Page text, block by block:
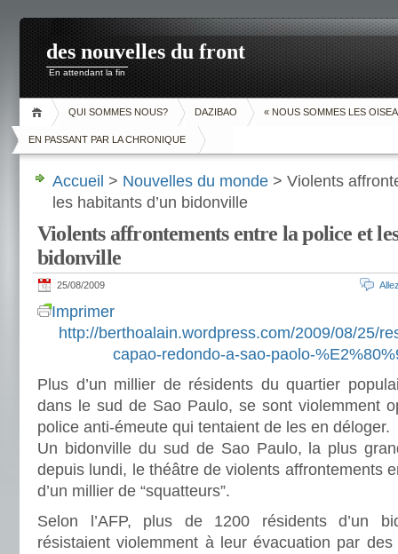
des nouvelles du front
En attendant la fin
QUI SOMMES NOUS? DAZIBAO « NOUS SOMMES LES
EN PASSANT PAR LA CHRONIQUE
Accueil > Nouvelles du monde > Violents
les habitants d’un bidonville
Violents affrontements entre la police et
bidonville
25/08/2009
Imprimer
http://berthoalain.wordpress.com/2009/08/25/
capao-redondo-a-sao-paolo-
Plus d’un millier de résidents du quartier
dans le sud de Sao Paulo, se sont violemment
police anti-émeute qui tentaient de les en déloger.
Un bidonville du sud de Sao Paulo, la plus
depuis lundi, le théâtre de violents affrontements
d’un millier de “squatteurs”.
Selon l’AFP, plus de 1200 résidents d’un
résistaient violemment à leur évacuation par